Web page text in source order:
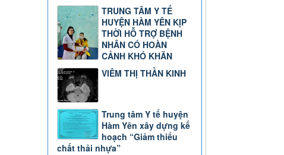
TRUNG TÂM Y TẾ
HUYỆN HÀM YÊN KỊP
THỜI HỖ TRỢ BỆNH
NHÂN CÓ HOÀN
CẢNH KHÓ KHĂN
VIÊM THỊ THẦN KINH
Trung tâm Y tế huyện
Hàm Yên xây dựng kế
hoạch “Giảm thiểu
chất thải nhựa”